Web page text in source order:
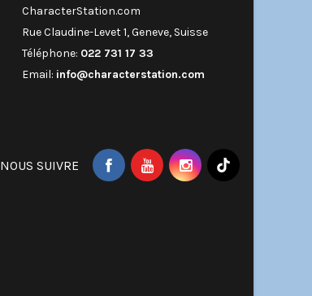
CharacterStation.com
Rue Claudine-Levet 1, Geneve, Suisse
Téléphone: 022 731 17 33
Email: info@characterstation.com
NOUS SUIVRE